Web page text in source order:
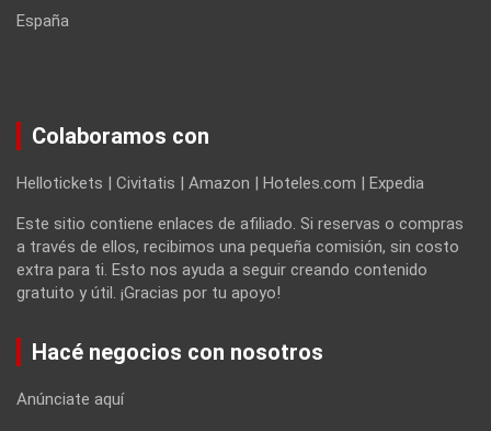
España
Colaboramos con
Hellotickets | Civitatis | Amazon | Hoteles.com | Expedia
Este sitio contiene enlaces de afiliado. Si reservas o compras
a través de ellos, recibimos una pequeña comisión, sin costo
extra para ti. Esto nos ayuda a seguir creando contenido
gratuito y útil. ¡Gracias por tu apoyo!
Hacé negocios con nosotros
Anúnciate aquí